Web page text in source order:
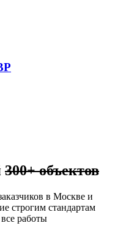
300+ объектов
в Москве и
строгим стандартам
все работы